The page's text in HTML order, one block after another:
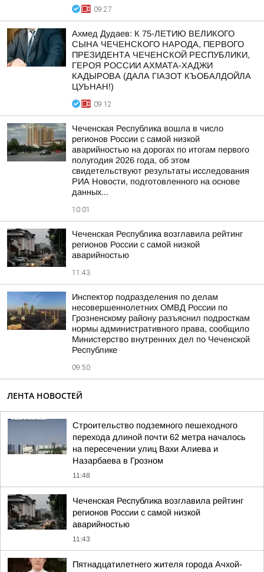
09:27
Ахмед Дудаев: К 75-ЛЕТИЮ ВЕЛИКОГО
СЫНА ЧЕЧЕНСКОГО НАРОДА, ПЕРВОГО
ПРЕЗИДЕНТА ЧЕЧЕНСКОЙ РЕСПУБЛИКИ,
ГЕРОЯ РОССИИ АХМАТА-ХАДЖИ
КАДЫРОВА (ДАЛА ГIАЗОТ КЪОБАЛДОЙЛА
ЦУЬНАН!)
09:12
Чеченская Республика вошла в число
регионов России с самой низкой
аварийностью на дорогах по итогам первого
полугодия 2026 года, об этом
свидетельствуют результаты исследования
РИА Новости, подготовленного на основе
данных...
10:01
Чеченская Республика возглавила рейтинг
регионов России с самой низкой
аварийностью
11:43
Инспектор подразделения по делам
несовершеннолетних ОМВД России по
Грозненскому району разъяснил подросткам
нормы административного права, сообщило
Министерство внутренних дел по Чеченской
Республике
09:50
ЛЕНТА НОВОСТЕЙ
Строительство подземного пешеходного
перехода длиной почти 62 метра началось
на пересечении улиц Вахи Алиева и
Назарбаева в Грозном
11:48
Чеченская Республика возглавила рейтинг
регионов России с самой низкой
аварийностью
11:43
Пятнадцатилетнего жителя города Ачхой-